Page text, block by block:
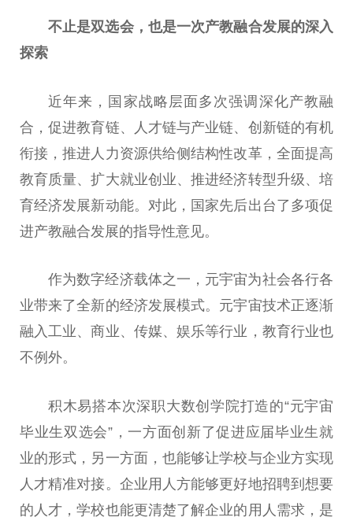
不止是双选会， 也是一次产教融合发展的深入
探索
近年来，国家战略层面多次强调深化产教融
合，促进教育链、人才链与产业链、创新链的有机
衔接，推进人力资源供给侧结构性改革，全面提高
教育质量、扩大就业创业、推进经济转型升级、培
育经济发展新动能。对此，国家先后出台了多项促
进产教融合发展的指导性意见。
作为数字经济载体之一，元宇宙为社会各行各
业带来了全新的经济发展模式。元宇宙技术正逐渐
融入工业、商业、传媒、娱乐等行业，教育行业也
不例外。
积木易搭本次深职大数创学院打造的“元宇宙
毕业生双选会”，一方面创新了促进应届毕业生就
业的形式，另一方面，也能够让学校与企业方实现
人才精准对接。企业用人方能够更好地招聘到想要
的人才，学校也能更清楚了解企业的用人需求，是